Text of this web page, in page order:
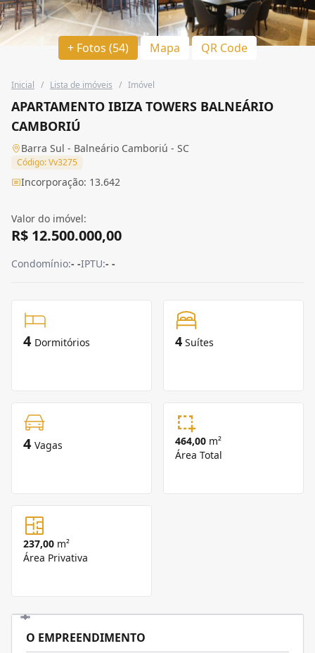
+ Fotos (54) Mapa QR Code
Inicial / Lista de imóveis / Imóvel
APARTAMENTO IBIZA TOWERS BALNEÁRIO
CAMBORIÚ
Barra Sul - Balneário Camboriú - SC
Código: Vv3275
Incorporação: 13.642
Valor do imóvel:
R$ 12.500.000,00
Condomínio:- -IPTU:- -
4 Dormitórios 4 Suítes
4 Vagas 464,00 m²
Área Total
237,00 m²
Área Privativa
O EMPREENDIMENTO